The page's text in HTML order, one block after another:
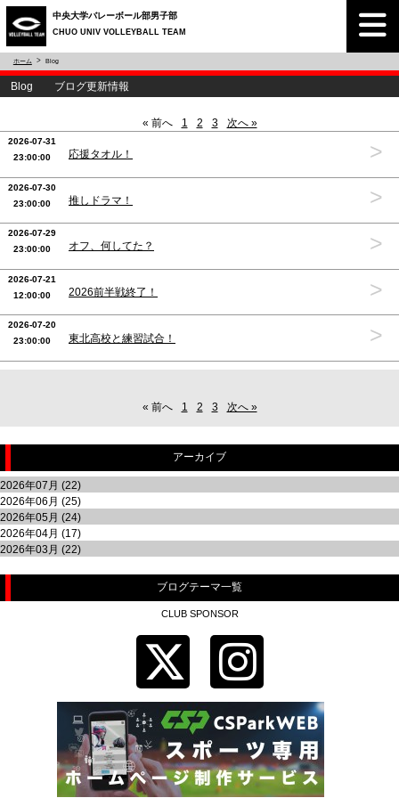
中央大学バレーボール部男子部
CHUO UNIV VOLLEYBALL TEAM
ホーム Blog
Blog ブログ更新情報
« 前へ 1 2 3 次へ »
2026-07-31
23:00:00
応援タオル！ >
2026-07-30
23:00:00
推しドラマ！ >
2026-07-29
23:00:00
オフ、何してた？ >
2026-07-21
12:00:00
2026前半戦終了！ >
2026-07-20
23:00:00
東北高校と練習試合！ >
« 前へ 1 2 3 次へ »
アーカイブ
2026年07月 (22)
2026年06月 (25)
2026年05月 (24)
2026年04月 (17)
2026年03月 (22)
ブログテーマ一覧
CLUB SPONSOR